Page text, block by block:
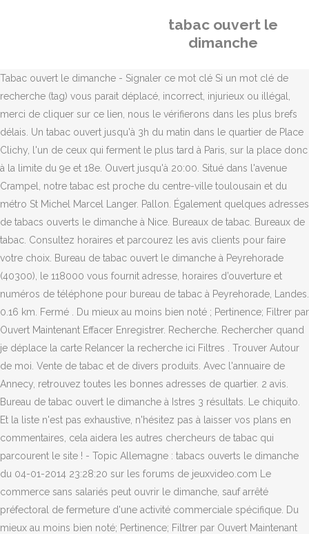
tabac ouvert le
dimanche
Tabac ouvert le dimanche - Signaler ce mot clé Si un mot clé de
recherche (tag) vous parait déplacé, incorrect, injurieux ou illégal,
merci de cliquer sur ce lien, nous le vérifierons dans les plus brefs
délais. Un tabac ouvert jusqu'à 3h du matin dans le quartier de Place
Clichy, l'un de ceux qui ferment le plus tard à Paris, sur la place donc
à la limite du 9e et 18e. Ouvert jusqu'à 20:00. Situé dans l'avenue
Crampel, notre tabac est proche du centre-ville toulousain et du
métro St Michel Marcel Langer. Pallon. Également quelques adresses
de tabacs ouverts le dimanche à Nice. Bureaux de tabac. Bureaux de
tabac. Consultez horaires et parcourez les avis clients pour faire
votre choix. Bureau de tabac ouvert le dimanche à Peyrehorade
(40300), le 118000 vous fournit adresse, horaires d’ouverture et
numéros de téléphone pour bureau de tabac à Peyrehorade, Landes.
0.16 km. Fermé . Du mieux au moins bien noté ; Pertinence; Filtrer par
Ouvert Maintenant Effacer Enregistrer. Recherche. Rechercher quand
je déplace la carte Relancer la recherche ici Filtres . Trouver Autour
de moi. Vente de tabac et de divers produits. Avec l'annuaire de
Annecy, retrouvez toutes les bonnes adresses de quartier. 2 avis.
Bureau de tabac ouvert le dimanche à Istres 3 résultats. Le chiquito.
Et la liste n'est pas exhaustive, n'hésitez pas à laisser vos plans en
commentaires, cela aidera les autres chercheurs de tabac qui
parcourent le site ! - Topic Allemagne : tabacs ouverts le dimanche
du 04-01-2014 23:28:20 sur les forums de jeuxvideo.com Le
commerce sans salariés peut ouvrir le dimanche, sauf arrêté
préfectoral de fermeture d'une activité commerciale spécifique. Du
mieux au moins bien noté; Pertinence; Filtrer par Ouvert Maintenant